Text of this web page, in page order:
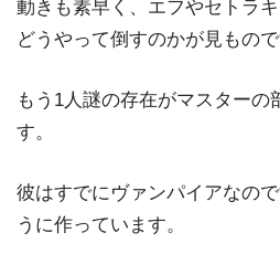
動きも素早く、エフやセトラ
どうやって倒すのかが見もので
もう1人謎の存在がマスターの
す。
彼はすでにヴァンパイアなの
うに作っています。